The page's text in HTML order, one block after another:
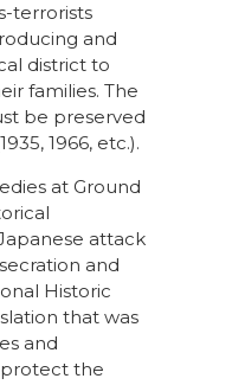
terrorists
and
district to
families. The
be preserved
1966, etc.).
at Ground
attack
and
Historic
that was
and
protect the